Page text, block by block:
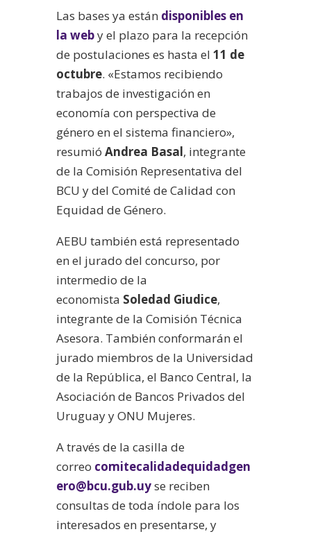
Las bases ya están disponibles en
la weby el plazo para la recepción
de postulaciones es hasta el 11 de
octubre. «Estamos recibiendo
trabajos de investigación en
economía con perspectiva de
género en el sistema financiero»,
resumió Andrea Basal, integrante
de la Comisión Representativa del
BCU y del Comité de Calidad con
Equidad de Género.
AEBU también está representado
en el jurado del concurso, por
intermedio de la
economista Soledad Giudice,
integrante de la Comisión Técnica
Asesora. También conformarán el
jurado miembros de la Universidad
de la República, el Banco Central, la
Asociación de Bancos Privados del
Uruguay y ONU Mujeres.
A través de la casilla de
correo comitecalidadequidadgen
ero@bcu.gub.uyse reciben
consultas de toda índole para los
interesados en presentarse, y